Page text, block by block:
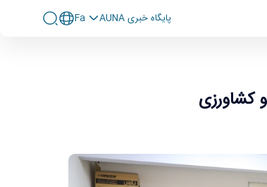
پايگاه خبری AUNA Fa
کشاورزی